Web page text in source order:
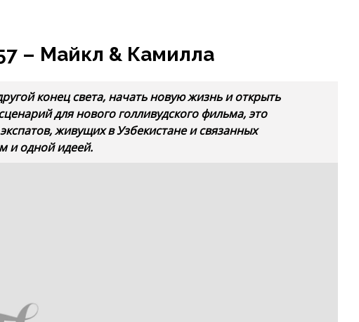
живущих в Узбекистане и связанных
одной идеей.